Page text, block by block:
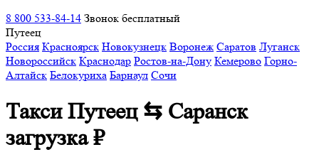
8 800 533-84-14 Звонок бесплатный
Путеец
Россия Красноярск Новокузнецк Воронеж Саратов Луганск
Новороссийск Краснодар Ростов-на-Дону Кемерово Горно-
Алтайск Белокуриха Барнаул Сочи
Такси Путеец ⇆ Саранск
загрузка₽